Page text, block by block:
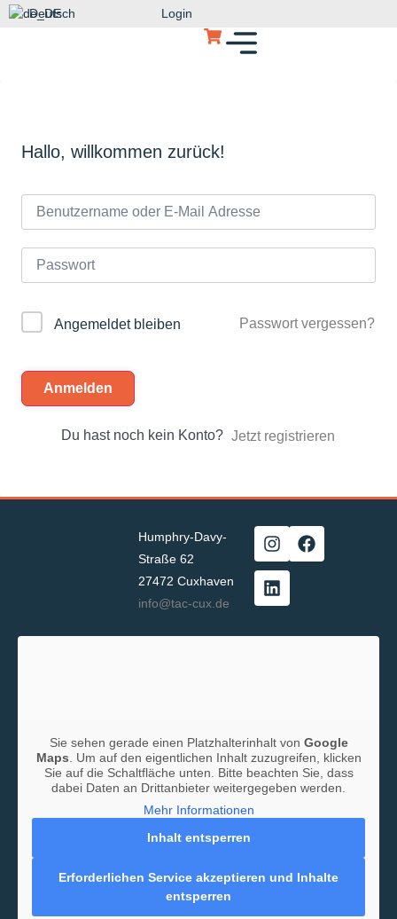
Deutsch Login
Hallo, willkommen zurück!
Angemeldet bleiben Passwort vergessen?
Anmelden
Du hast noch kein Konto? Jetzt registrieren
Humphry-Davy-
Straße 62
27472 Cuxhaven
info@tac-cux.de
Sie sehen gerade einen Platzhalterinhalt von Google
Maps . Um auf den eigentlichen Inhalt zuzugreifen, klicken
Sie auf die Schaltfläche unten. Bitte beachten Sie, dass
dabei Daten an Drittanbieter weitergegeben werden.
Mehr Informationen
Inhalt entsperren
Erforderlichen Service akzeptieren und Inhalte
entsperren